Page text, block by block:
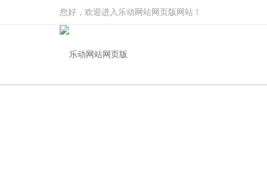
您好，欢迎进入乐动网站网页版网站！